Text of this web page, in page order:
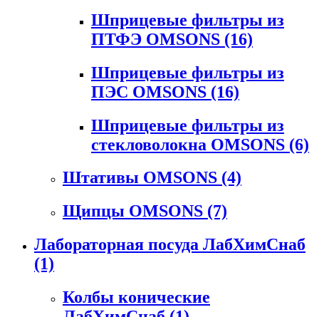
Шприцевые фильтры из
ПТФЭ OMSONS (16)
Шприцевые фильтры из
ПЭС OMSONS (16)
Шприцевые фильтры из
стекловолокна OMSONS (6)
Штативы OMSONS (4)
Щипцы OMSONS (7)
Лабораторная посуда ЛабХимСнаб
(1)
Колбы конические